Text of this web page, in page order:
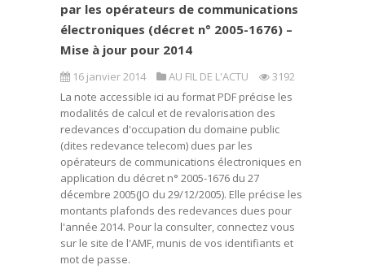
par les opérateurs de communications
électroniques (décret n° 2005-1676) –
Mise à jour pour 2014
16 janvier 2014 AU FIL DE L'ACTU
3192
La note accessible ici au format PDF précise les
modalités de calcul et de revalorisation des
redevances d'occupation du domaine public
(dites redevance telecom) dues par les
opérateurs de communications électroniques en
application du décret n° 2005-1676 du 27
décembre 2005(JO du 29/12/2005). Elle précise les
montants plafonds des redevances dues pour
l'année 2014. Pour la consulter, connectez vous
sur le site de l'AMF, munis de vos identifiants et
mot de passe.